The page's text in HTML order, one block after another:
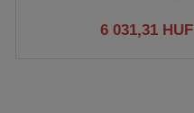
6 031,31 HUF